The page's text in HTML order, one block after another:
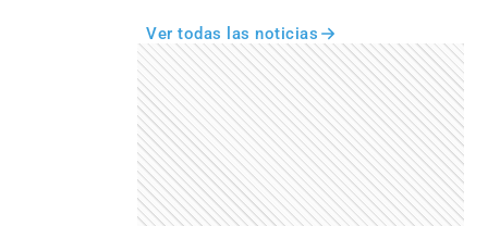
Ver todas las noticias